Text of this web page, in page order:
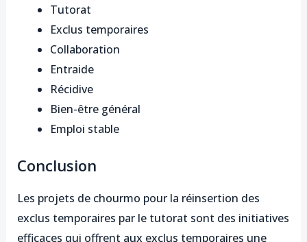
Tutorat
Exclus temporaires
Collaboration
Entraide
Récidive
Bien-être général
Emploi stable
Conclusion
Les projets de chourmo pour la réinsertion des
exclus temporaires par le tutorat sont des initiatives
efficaces qui offrent aux exclus temporaires une